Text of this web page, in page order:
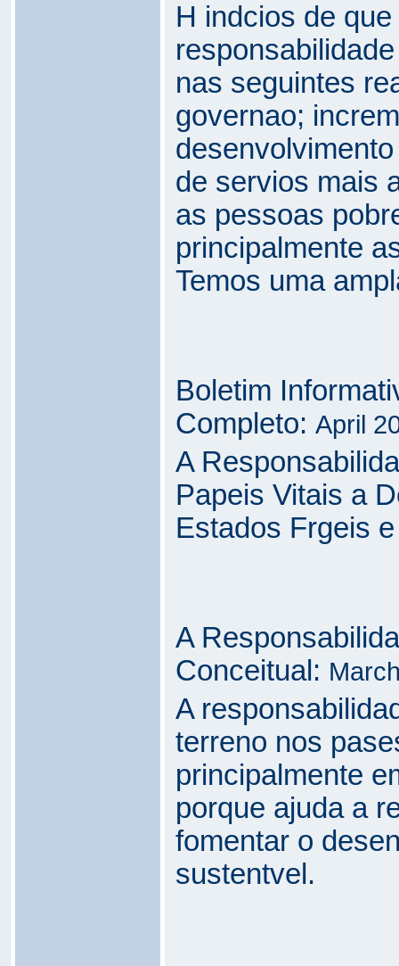
H indcios de
nas seguintes
governao;
de servios mais
as pessoas
principalmente
Temos uma
Boletim
Completo: April
A
Papeis Vitais a
Estados Frgeis
A
Conceitual:
A
terreno nos
principalmente
porque ajuda a
fomentar o
sustentvel.